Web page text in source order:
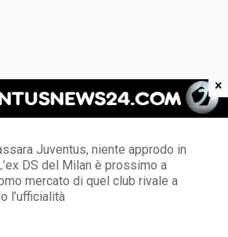
Juventus News 24
Juventus, niente approdo in
DS del Milan è prossimo a
mercato di quel club rivale a
l’ufficialità
×